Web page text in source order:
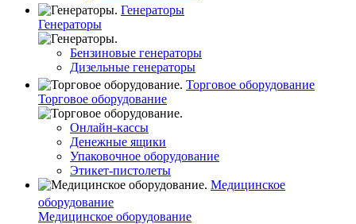
Генераторы
Генераторы
Бензиновые генераторы
Дизельные генераторы
Торговое оборудование
Торговое оборудование
Онлайн-кассы
Денежные ящики
Упаковочное оборудование
Этикет-пистолеты
Медицинское
оборудование
Медицинское оборудование